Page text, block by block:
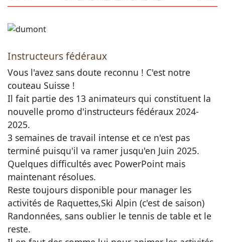
Instructeurs fédéraux
Vous l'avez sans doute reconnu ! C'est notre
couteau Suisse !
Il fait partie des 13 animateurs qui constituent la
nouvelle promo d'instructeurs fédéraux 2024-
2025.
3 semaines de travail intense et ce n'est pas
terminé puisqu'il va ramer jusqu'en Juin 2025.
Quelques difficultés avec PowerPoint mais
maintenant résolues.
Reste toujours disponible pour manager les
activités de Raquettes,Ski Alpin (c'est de saison)
Randonnées, sans oublier le tennis de table et le
reste.